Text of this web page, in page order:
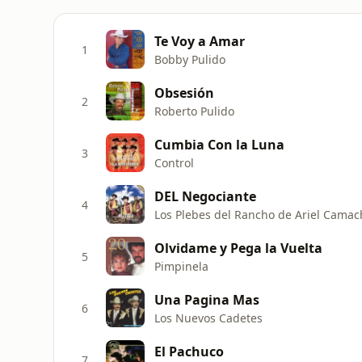
1 Te Voy a Amar
Bobby Pulido
2 Obsesión
Roberto Pulido
3 Cumbia Con la Luna
Control
4 DEL Negociante
Los Plebes del Rancho de Ariel
5 Olvidame y Pega la Vuelta
Pimpinela
6 Una Pagina Mas
Los Nuevos Cadetes
El Pachuco